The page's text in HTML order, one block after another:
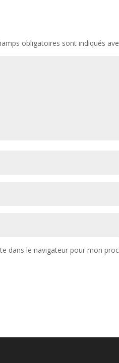
obligatoires sont indiqués
dans le navigateur pour mon